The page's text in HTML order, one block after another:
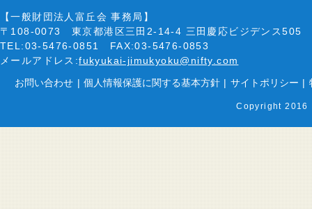
【一般財団法人富丘会 事務局】
〒108-0073 東京都港区三田2-14-4 三田慶応ビジデンス505
TEL:03-5476-0851 FAX:03-5476-0853
メールアドレス:fukyukai-jimukyoku@nifty.com
お問い合わせ | 個人情報保護に関する基本方針 | サイトポリシー |
Copyright 2016